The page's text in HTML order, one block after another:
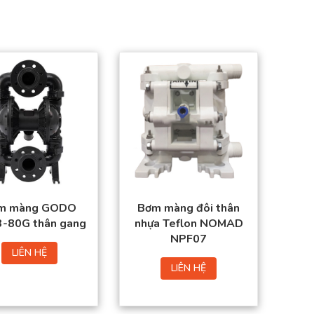
màng GODO
80G thân gang
LIÊN HỆ
Bơm màng đôi thân
nhựa Teflon NOMAD
NPF07
LIÊN HỆ